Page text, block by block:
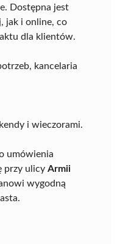
Dostępna jest
jak i online, co
dla klientów.
kancelaria
i wieczorami.
umówienia
przy ulicy Armii
wygodną